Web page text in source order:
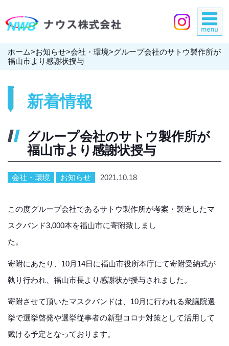
ホーム>お知らせ>会社・環境>グループ会社のサトウ製作所が
福山市より感謝状授与
新着情報
グループ会社のサトウ製作所が
福山市より感謝状授与
会社・環境 お知らせ 2021.10.18
この度グループ会社であるサトウ製作所が考案・製造したマ
スクバンド3,000本を福山市に寄附致しまし
た
寄附にあたり、10月14日に福山市役所本庁にて寄附受納式が
執り行われ、福山市長より感謝状が授与されました。
寄附させて頂いたマスクバンドは、10月に行われる衆議院選
挙で選挙啓発や選挙従事者の新型コロナ対策として活用して
戴ける予定となっております。